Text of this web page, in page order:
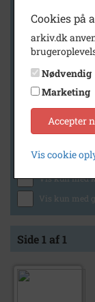
Geografi
Generelt
Vis kun med
Vis kun med
Vis kun med
Vis kun med
Side 1 af 1
Cookies på
arkiv.dk
Nødvendig
Marketing
Accepter
Vis cookie